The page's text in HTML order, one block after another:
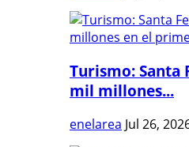
Turismo: Santa
mil millones...
enelarea Jul 26,